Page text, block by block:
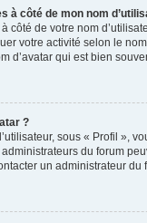
à côté de mon nom
côté de votre nom
votre activité selon le
d’avatar qui est bien
?
sous « Profil »,
du forum
un administrateur du